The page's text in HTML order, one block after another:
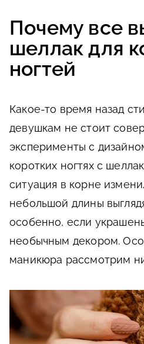
Почему все
шеллак для
ногтей
Какое-то время назад
девушкам не стоит
эксперименты с
коротких ногтях с
ситуация в корне
небольшой длины
особенно, если
необычным декором.
маникюра рассмотрим